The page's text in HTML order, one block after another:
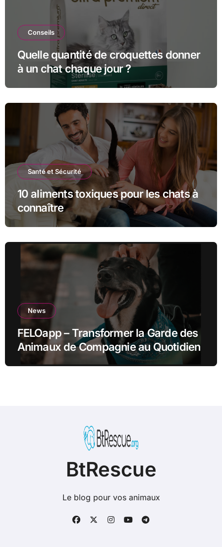
Conseils
Quelle quantité de croquettes donner
à un chat chaque jour ?
Santé et Sécurité
10 aliments toxiques pour les chats à
connaître
News
FELOapp – Transformer la Garde des
Animaux de Compagnie au Quotidien
BtRescue
Le blog pour vos animaux